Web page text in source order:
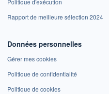
Politique d'exécution
Rapport de meilleure sélection 2024
Données personnelles
Gérer mes cookies
Politique de confidentialité
Politique de cookies